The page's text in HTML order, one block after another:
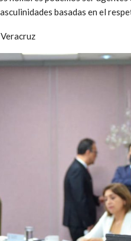
basadas en el